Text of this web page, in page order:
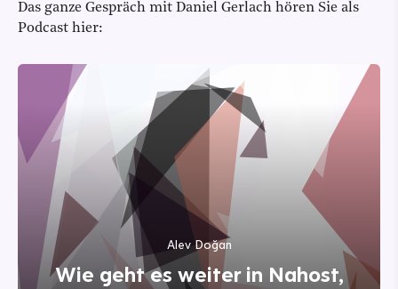
Das ganze Gespräch mit Daniel Gerlach hören Sie als
Podcast hier:
Alev Doğan
Wie geht es weiter in Nahost,